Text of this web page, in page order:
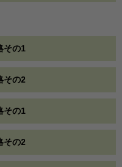
その1
その2
その1
その2